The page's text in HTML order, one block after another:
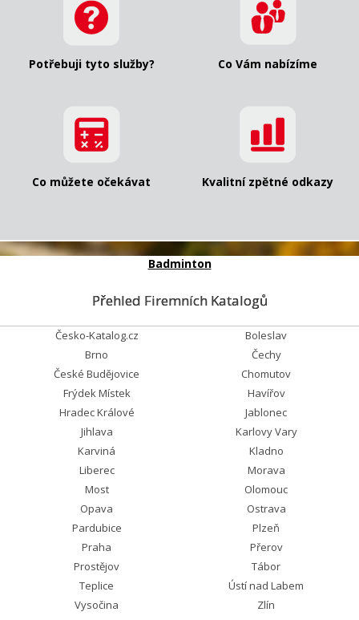
Potřebuji tyto služby? Co Vám nabízíme
Co můžete očekávat Kvalitní zpětné odkazy
Badminton
Přehled Firemních Katalogů
Česko-Katalog.cz
Boleslav
Brno
Čechy
České Budějovice
Chomutov
Frýdek Místek
Havířov
Hradec Králové
Jablonec
Jihlava
Karlovy Vary
Karviná
Kladno
Liberec
Morava
Most
Olomouc
Opava
Ostrava
Pardubice
Plzeň
Praha
Přerov
Prostějov
Tábor
Teplice
Ústí nad Labem
Vysočina
Zlín